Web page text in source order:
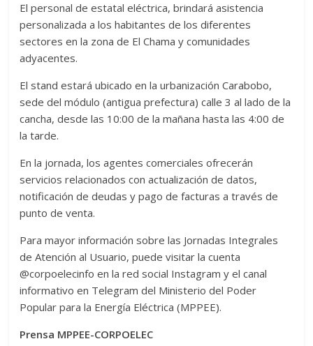
El personal de estatal eléctrica, brindará asistencia
personalizada a los habitantes de los diferentes
sectores en la zona de El Chama y comunidades
adyacentes.
El stand estará ubicado en la urbanización Carabobo,
sede del módulo (antigua prefectura) calle 3 al lado de la
cancha, desde las 10:00 de la mañana hasta las 4:00 de
la tarde.
En la jornada, los agentes comerciales ofrecerán
servicios relacionados con actualización de datos,
notificación de deudas y pago de facturas a través de
punto de venta.
Para mayor información sobre las Jornadas Integrales
de Atención al Usuario, puede visitar la cuenta
@corpoelecinfo en la red social Instagram y el canal
informativo en Telegram del Ministerio del Poder
Popular para la Energía Eléctrica (MPPEE).
Prensa MPPEE-CORPOELEC